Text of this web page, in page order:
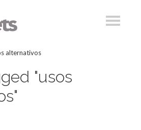
alternativos
"usos